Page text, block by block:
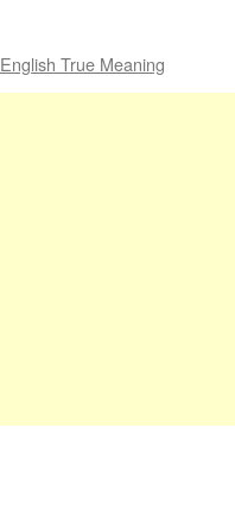
English True Meaning